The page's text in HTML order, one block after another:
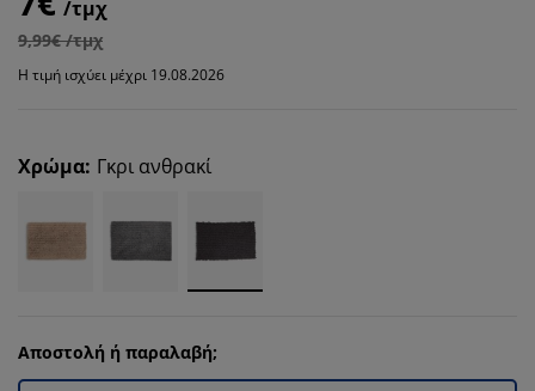
/τμχ
9,99€ /τμχ
Η τιμή ισχύει μέχρι 19.08.2026
Χρώμα: Γκρι ανθρακί
Αποστολή ή παραλαβή;